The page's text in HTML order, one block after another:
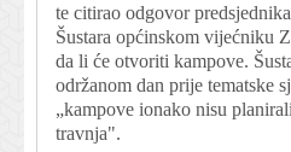
te citirao odgovor
Šustara općinskom vijećniku
da li će otvoriti kampove.
održanom dan prije tematske
„kampove ionako nisu
travnja".